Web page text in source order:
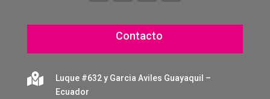
Contacto

Luque #632 y Garcia Aviles Guayaquil –
Ecuador